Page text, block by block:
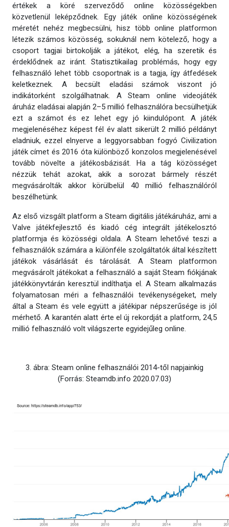
értékek a köré szerveződő online közösségekben
közvetlenül leképződnek. Egy játék online közösségének
méretét nehéz megbecsülni, hisz több online platformon
létezik számos közösség, sokuknál nem kötelező, hogy a
csoport tagjai birtokolják a játékot, elég, ha szeretik és
érdeklődnek az iránt. Statisztikailag problémás, hogy egy
felhasználó lehet több csoportnak is a tagja, így átfedések
keletkeznek. A becsült eladási számok viszont jó
indikátorként szolgálhatnak. A Steam online videojáték
áruház eladásai alapján 2–5 millió felhasználóra becsülhetjük
ezt a számot és ez lehet egy jó kiindulópont. A játék
megjelenéséhez képest fél év alatt sikerült 2 millió példányt
eladniuk, ezzel elnyerve a leggyorsabban fogyó Civilization
játék címet és 2016 óta különböző konzolos megjelenésével
tovább növelte a játékosbázisát. Ha a tág közösséget
nézzük tehát azokat, akik a sorozat bármely részét
megvásárolták akkor körülbelül 40 millió felhasználóról
beszélhetünk.
Az első vizsgált platform a Steam digitális játékáruház, ami a
Valve játékfejlesztő és kiadó cég integrált játékelosztó
platformja és közösségi oldala. A Steam lehetővé teszi a
felhasználók számára a különféle szolgáltatók által készített
játékok vásárlását és tárolását. A Steam platformon
megvásárolt játékokat a felhasználó a saját Steam fiókjának
játékkönyvtárán keresztül indíthatja el. A Steam alkalmazás
folyamatosan méri a felhasználói tevékenységeket, mely
által a Steam és vele együtt a játékipar népszerűsége is jól
mérhető. A karantén alatt érte el új rekordját a platform, 24,5
millió felhasználó volt világszerte egyidejűleg online.
3. ábra: Steam online felhasználói 2014-től napjainkig
(Forrás: Steamdb.info 2020.07.03)